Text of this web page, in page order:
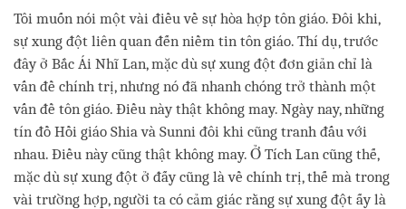
facebook
Tôi muốn nói một vài điều về sự hòa hợp tôn giáo. Đôi khi,
sự xung đột liên quan đến niềm tin tôn giáo. Thí dụ, trước
đây ở Bắc Ái Nhĩ Lan, mặc dù sự xung đột đơn giản chỉ là
vấn đề chính trị, nhưng nó đã nhanh chóng trở thành một
vấn đề tôn giáo. Điều này thật không may. Ngày nay, những
tín đồ Hồi giáo Shia và Sunni đôi khi cũng tranh đấu với
nhau. Điều này cũng thật không may. Ở Tích Lan cũng thế,
mặc dù sự xung đột ở đấy cũng là về chính trị, thế mà trong
vài trường hợp, người ta có cảm giác rằng sự xung đột ấy là